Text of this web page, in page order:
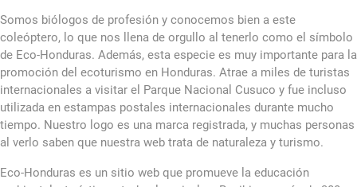
Somos biólogos de profesión y conocemos bien a este
coleóptero, lo que nos llena de orgullo al tenerlo como el símbolo
de Eco-Honduras. Además, esta especie es muy importante para la
promoción del ecoturismo en Honduras. Atrae a miles de turistas
internacionales a visitar el Parque Nacional Cusuco y fue incluso
utilizada en estampas postales internacionales durante mucho
tiempo. Nuestro logo es una marca registrada, y muchas personas
al verlo saben que nuestra web trata de naturaleza y turismo.
Eco-Honduras es un sitio web que promueve la educación